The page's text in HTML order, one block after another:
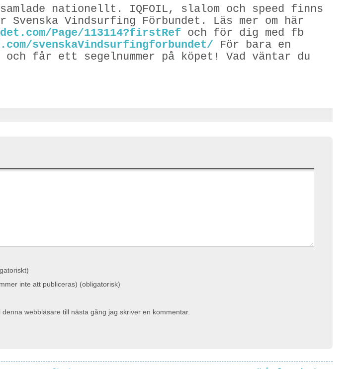
nationellt. IQFOIL, slalom och speed finns
Vindsurfing Förbundet. Läs mer om här
Page/113114?firstRef och för dig med fb
svenskaVindsurfingforbundet/ För bara en
får ett segelnummer på köpet! Vad väntar du
inte att publiceras) (obligatorisk)
webbläsare till nästa gång jag skriver en kommentar.